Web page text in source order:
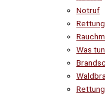
Notruf
Was